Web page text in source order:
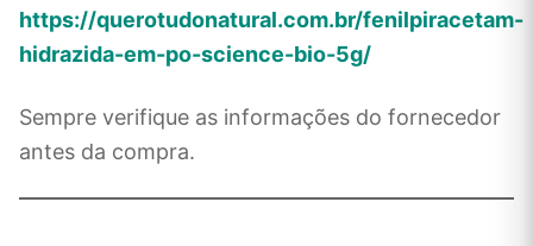
https://querotudonatural.com.br/fenilpiracetam-
hidrazida-em-po-science-bio-5g/
Sempre verifique as informações do fornecedor
antes da compra.